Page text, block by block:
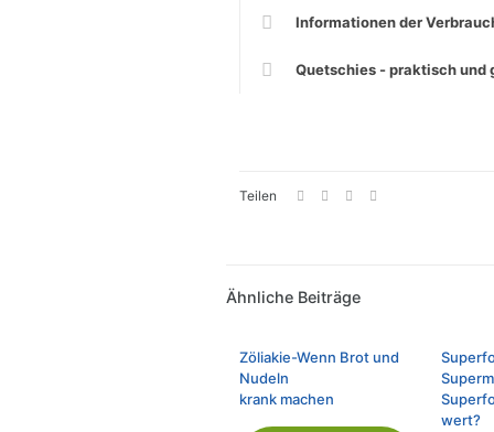
Informationen der
Quetschies - praktisch und
Teilen
Ähnliche Beiträge
Zöliakie-Wenn Brot und
Nudeln
krank machen
wert?